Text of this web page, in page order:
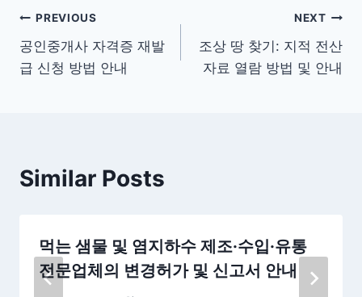
글
탐
PREVIOUS
공인중개사 자격증 재발
급 신청 방법 안내
NEXT
조상 땅 찾기: 지적 전산
자료 열람 방법 및 안내
Similar Posts
먹는 샘물 및 염지하수 제조·수입·유통
전문업체의 변경허가 및 신고서 안내